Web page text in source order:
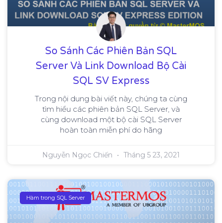
So Sánh Các Phiên Bản SQL
Server Và Link Download Bộ Cài
SQL SV Express
Trong nội dung bài viết này, chúng ta cùng
tìm hiểu các phiên bản SQL Server, và
cùng download một bộ cài SQL Server
hoàn toàn miễn phí do hãng
Nguyễn Ngọc Chiến Tháng 5 23, 2021
Hàm trong SQL Server